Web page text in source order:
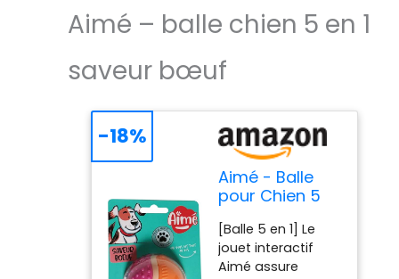
Aimé – balle chien 5 en 1
saveur bœuf
Aimé - Balle
pour Chien 5
Bœuf - Jouet
Interactif/
Éducatif pour
[Balle 5 en 1] Le
jouet interactif
Aimé assure
-18%